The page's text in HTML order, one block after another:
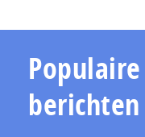
Populaire
berichten